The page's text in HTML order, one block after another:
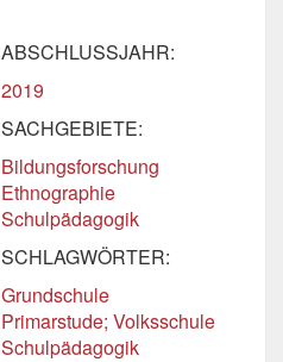
ABSCHLUSSJAHR:
2019
SACHGEBIETE:
Bildungsforschung
Ethnographie
Schulpädagogik
SCHLAGWÖRTER:
Grundschule
Primarstude; Volksschule
Schulpädagogik